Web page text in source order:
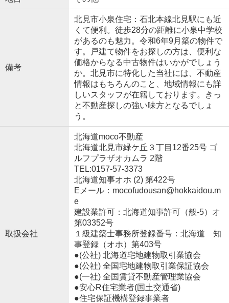
備考
北見市小泉住宅：石北本線北見駅にも近
くて便利。徒歩28分の距離に小泉中学校
があるのも魅力。令和6年9月築の物件で
す。戸建て物件をお探しの方は、便利な
価格からなる中古物件はいかがでしょう
か。北見市に特化した当社には、不動産
情報はもちろんのこと、地域情報にも詳
しいスタッフが在籍しております。きっ
と不動産探しの強い味方となるでしょ
う。
取扱会社
北海道moco不動産
北海道北見市緑ケ丘３丁目12番25号 ゴ
ルフプラザオカムラ 2階
TEL:0157-57-3373
北海道知事オホ (2) 第422号
Eメール：mocofudousan@hokkaidou.m
e
建設業許可：北海道知事許可（般-5）オ
第03352号
１級建築士事務所登録番号：北海道 知
事登録（オホ）第403号
●(公社) 北海道宅地建物取引業協会
●(公社) 全国宅地建物取引業保証協会
●(一社) 全国賃貸不動産管理業協会
●安心R住宅業者(国土交通省)
●住宅保証機構登録事業者